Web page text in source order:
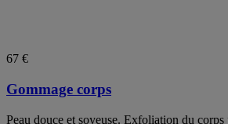
67 €
Gommage corps
Peau douce et soyeuse. Exfoliation du